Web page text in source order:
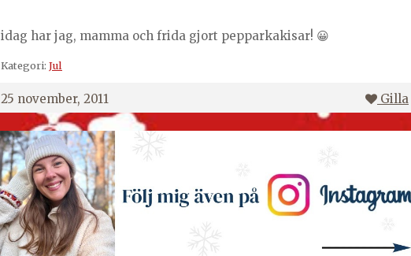
idag har jag, mamma och frida gjort pepparkakisar! 😀
Kategori: Jul
25 november, 2011 Gilla